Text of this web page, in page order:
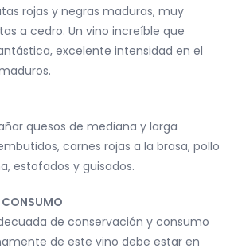
rojas y negras maduras, muy
a cedro. Un vino increíble que
excelente intensidad en el
quesos de mediana y larga
carnes rojas a la brasa, pollo
estofados y guisados.
de conservación y consumo
de este vino debe estar en